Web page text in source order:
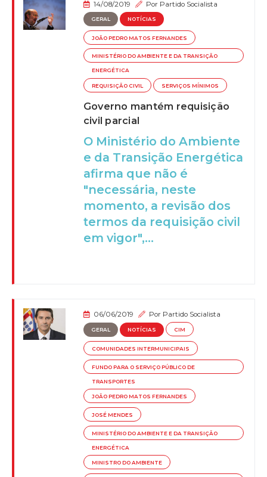
14/08/2019 Por Partido Socialista
GERAL NOTÍCIAS
JOÃO PEDRO MATOS FERNANDES
MINISTÉRIO DO AMBIENTE E DA TRANSIÇÃO
ENERGÉTICA
REQUISIÇÃO CIVIL SERVIÇOS MÍNIMOS
Governo mantém requisição
civil parcial
O Ministério do Ambiente
e da Transição Energética
afirma que não é
"necessária, neste
momento, a revisão dos
termos da requisição civil
em vigor",...
06/06/2019 Por Partido Socialista
GERAL NOTÍCIAS CIM
COMUNIDADES INTERMUNICIPAIS
FUNDO PARA O SERVIÇO PÚBLICO DE
TRANSPORTES
JOÃO PEDRO MATOS FERNANDES
JOSÉ MENDES
MINISTÉRIO DO AMBIENTE E DA TRANSIÇÃO
ENERGÉTICA
MINISTRO DO AMBIENTE